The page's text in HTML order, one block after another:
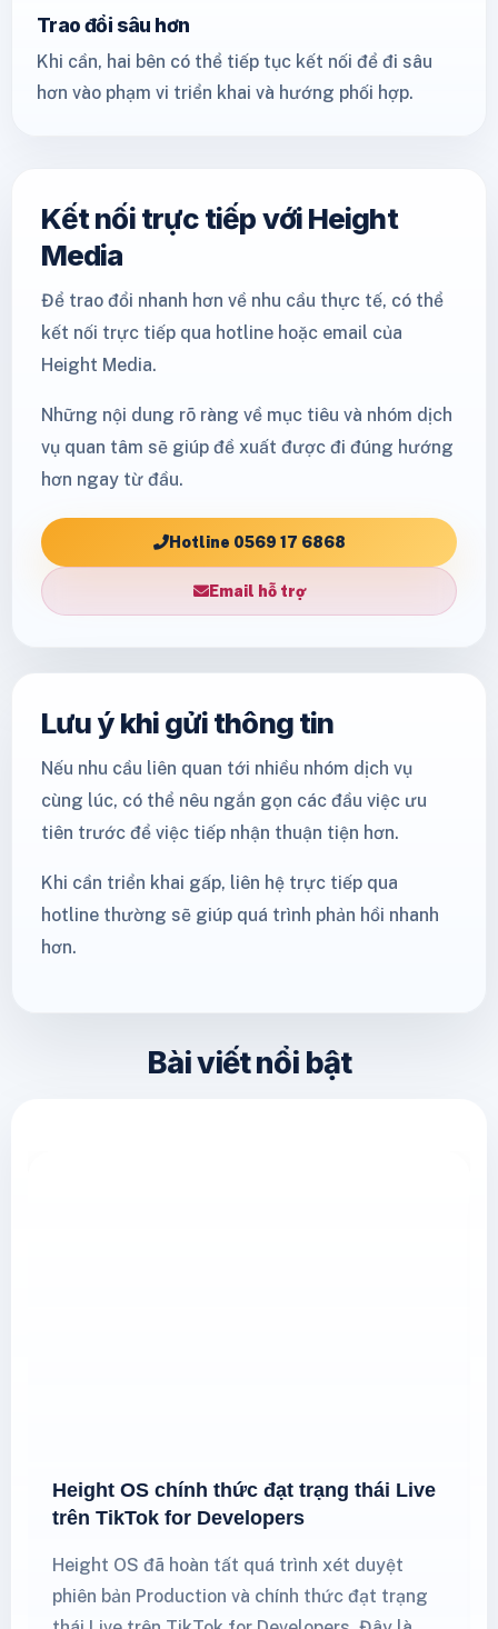
Trao đổi sâu hơn
Khi cần, hai bên có thể tiếp tục kết nối để đi sâu
hơn vào phạm vi triển khai và hướng phối hợp.
Kết nối trực tiếp với Height
Media
Để trao đổi nhanh hơn về nhu cầu thực tế, có thể
kết nối trực tiếp qua hotline hoặc email của
Height Media.
Những nội dung rõ ràng về mục tiêu và nhóm dịch
vụ quan tâm sẽ giúp đề xuất được đi đúng hướng
hơn ngay từ đầu.
Hotline 0569 17 6868
Email hỗ trợ
Lưu ý khi gửi thông tin
Nếu nhu cầu liên quan tới nhiều nhóm dịch vụ
cùng lúc, có thể nêu ngắn gọn các đầu việc ưu
tiên trước để việc tiếp nhận thuận tiện hơn.
Khi cần triển khai gấp, liên hệ trực tiếp qua
hotline thường sẽ giúp quá trình phản hồi nhanh
hơn.
Bài viết nổi bật
Height OS đã hoàn tất quá trình xét duyệt
phiên bản Production và chính thức đạt trạng
thái Live trên TikTok for Developers. Đây là
bước tiến quan trọng trong …